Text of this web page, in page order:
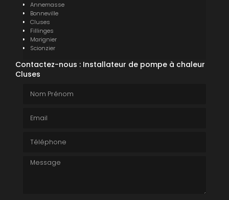
Annemasse
Bonneville
Cluses
Fillinges
Marignier
Scionzier
Contactez-nous : Installateur de pompe à chaleur
Cluses
Message